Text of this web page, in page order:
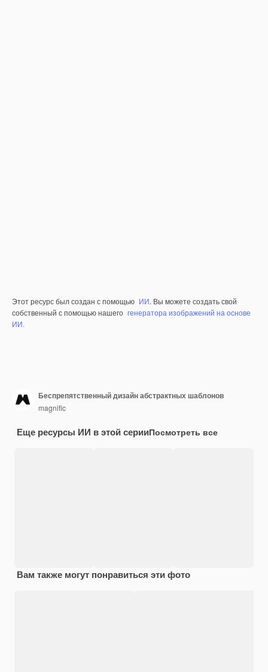
Этот ресурс был создан с помощью ИИ. Вы можете создать свой
собственный с помощью нашего генератора изображений на основе
ИИ.
Беспрепятственный дизайн абстрактных шаблонов
magnific
Еще ресурсы ИИ в этой серииПосмотреть все
Вам также могут понравиться эти фото